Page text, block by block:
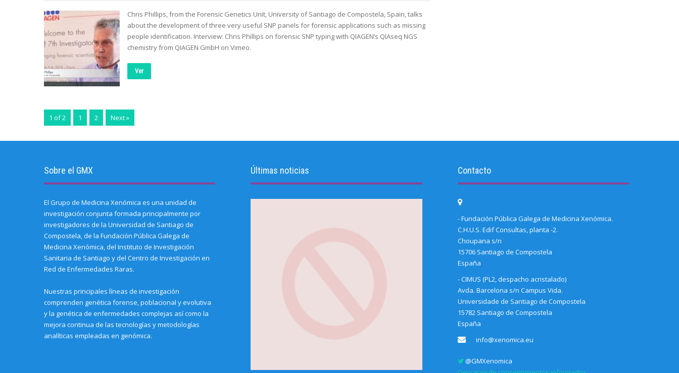
Chris Phillips, from the Forensic Genetics Unit, University of Santiago de Compostela, Spain, talks
about the development of three very useful SNP panels for forensic applications such as missing
people identification. Interview: Chris Phillips on forensic SNP typing with QIAGEN’s QIAseq NGS
chemistry from QIAGEN GmbH on Vimeo.
Ver
1 of 2 1 2 Next »
Sobre el GMX
El Grupo de Medicina Xenómica es una unidad de
investigación conjunta formada principalmente por
investigadores de la Universidad de Santiago de
Compostela, de la Fundación Pública Galega de
Medicina Xenómica, del Instituto de Investigación
Sanitaria de Santiago y del Centro de Investigación en
Red de Enfermedades Raras.
Nuestras principales líneas de investigación
comprenden genética forense, poblacional y evolutiva
y la genética de enfermedades complejas así como la
mejora continua de las tecnologías y metodologías
analíticas empleadas en genómica.
Últimas noticias Contacto
- Fundación Pública Galega de Medicina Xenómica.
C.H.U.S. Edif Consultas, planta -2.
Choupana s/n
15706 Santiago de Compostela
España
- CIMUS (PL2, despacho acristalado)
Avda. Barcelona s/n Campus Vida.
Universidade de Santiago de Compostela
15782 Santiago de Compostela
España
info@xenomica.eu
@GMXenomica